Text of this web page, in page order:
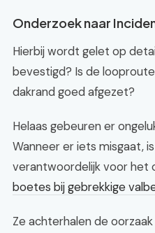
Onderzoek naar
Hierbij wordt gelet op
bevestigd? Is de
dakrand goed afgezet?
Helaas gebeuren er
Wanneer er iets misgaat,
verantwoordelijk voor het
boetes bij gebrekkige
Ze achterhalen de